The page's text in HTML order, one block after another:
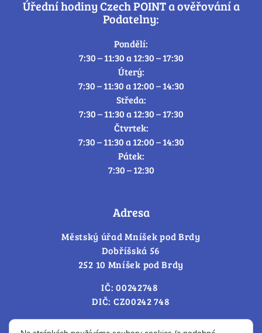
Úřední hodiny Czech POINT a ověřování a
Podatelny:
Pondělí:
7:30 – 11:30 a 12:30 – 17:30
Úterý:
7:30 – 11:30 a 12:00 – 14:30
Středa:
7:30 – 11:30 a 12:30 – 17:30
Čtvrtek:
7:30 – 11:30 a 12:00 – 14:30
Pátek:
7:30 – 12:30
Adresa
Městský úřad Mníšek pod Brdy
Dobříšská 56
252 10 Mníšek pod Brdy
IČ: 00242748
DIČ: CZ00242 748
Cookies – změna souhlasu